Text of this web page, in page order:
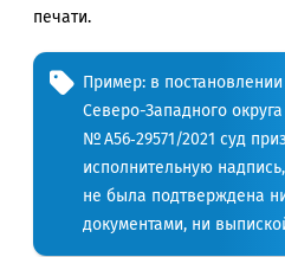
печати.
Пример: в
Северо-Западного
№ А56‑29571/2021 суд
исполнительную
не была подтверждена
документами, ни